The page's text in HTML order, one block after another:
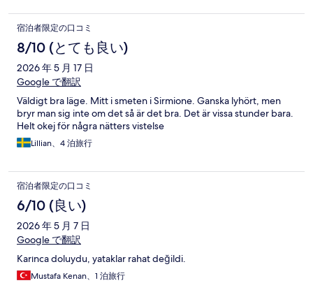
宿泊者限定の口コミ
8/10 (とても良い)
2026 年 5 月 17 日
Google で翻訳
Väldigt bra läge. Mitt i smeten i Sirmione. Ganska lyhört, men
bryr man sig inte om det så är det bra. Det är vissa stunder bara.
Helt okej för några nätters vistelse
Lillian、4 泊旅行
宿泊者限定の口コミ
6/10 (良い)
2026 年 5 月 7 日
Google で翻訳
Karınca doluydu, yataklar rahat değildi.
Mustafa Kenan、1 泊旅行